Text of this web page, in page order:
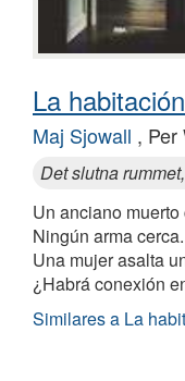
La
Maj Sjowall , Per
Det slutna
Un anciano
Ningún arma
Una mujer asalta
¿Habrá conexión
Similares a La